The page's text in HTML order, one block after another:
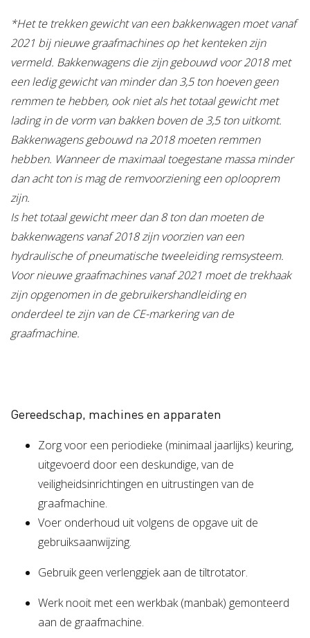
*Het te trekken gewicht van een bakkenwagen moet vanaf
2021 bij nieuwe graafmachines op het kenteken zijn
vermeld. Bakkenwagens die zijn gebouwd voor 2018 met
een ledig gewicht van minder dan 3,5 ton hoeven geen
remmen te hebben, ook niet als het totaal gewicht met
lading in de vorm van bakken boven de 3,5 ton uitkomt.
Bakkenwagens gebouwd na 2018 moeten remmen
hebben. Wanneer de maximaal toegestane massa minder
dan acht ton is mag de remvoorziening een oplooprem
zijn.
Is het totaal gewicht meer dan 8 ton dan moeten de
bakkenwagens vanaf 2018 zijn voorzien van een
hydraulische of pneumatische tweeleiding remsysteem.
Voor nieuwe graafmachines vanaf 2021 moet de trekhaak
zijn opgenomen in de gebruikershandleiding en
onderdeel te zijn van de CE-markering van de
graafmachine.
Gereedschap, machines en apparaten
Zorg voor een periodieke (minimaal jaarlijks) keuring,
uitgevoerd door een deskundige, van de
veiligheidsinrichtingen en uitrustingen van de
graafmachine.
Voer onderhoud uit volgens de opgave uit de
gebruiksaanwijzing.
Gebruik geen verlenggiek aan de tiltrotator.
Werk nooit met een werkbak (manbak) gemonteerd
aan de graafmachine.